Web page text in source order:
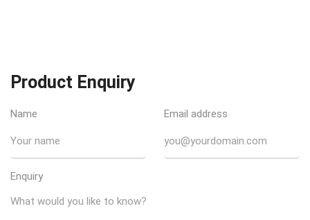
Product Enquiry
Name Email address
Enquiry